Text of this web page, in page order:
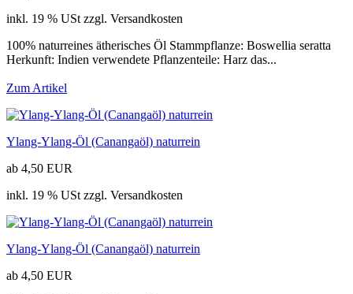
inkl. 19 % USt zzgl. Versandkosten
100% naturreines ätherisches Öl Stammpflanze: Boswellia seratta
Herkunft: Indien verwendete Pflanzenteile: Harz das...
Zum Artikel
Ylang-Ylang-Öl (Canangaöl) naturrein
ab 4,50 EUR
inkl. 19 % USt zzgl. Versandkosten
Ylang-Ylang-Öl (Canangaöl) naturrein
ab 4,50 EUR